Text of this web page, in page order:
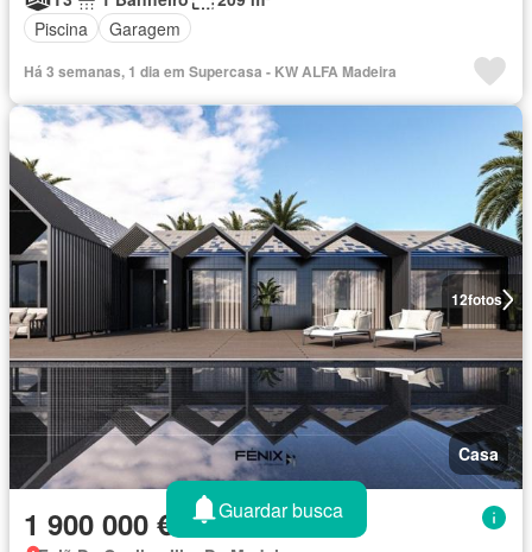
Piscina
Garagem
Há 3 semanas, 1 dia em Supercasa - KW ALFA Madeira
12fotos
Casa
1 900 000 € Guardar busca